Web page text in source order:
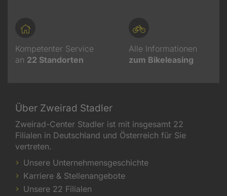
Kompetenter Service
an 22 Standorten
Alle Informationen
zum Bikeleasing
Über Zweirad Stadler
Zweirad-Center Stadler ist mit insgesamt 22
Filialen in Deutschland und Österreich für Sie
vertreten.
Unsere Unternehmensgeschichte
Karriere & Stellenangebote
Unsere 22 Filialen